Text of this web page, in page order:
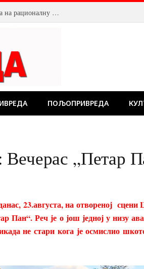
Смањен притисак воде у Пожаревцу. Апел грађанима на рационалну потрошњу
ПОЉОПРИВРЕДА
„Петар
23.августа, на отвореној
Пан“. Реч је о још једној у низу
не стари кога је осмислио